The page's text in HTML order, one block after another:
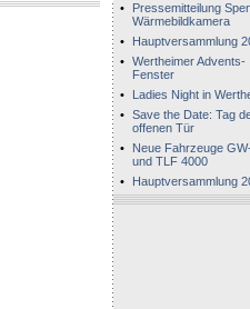
•
Pressemitteilung
Wärmebildkamera
•
Hauptversammlung
• Wertheimer Advents-
Fenster
•
Ladies Night in
• Save the Date: Tag
offenen Tür
•
Neue Fahrzeuge
und TLF 4000
•
Hauptversammlung